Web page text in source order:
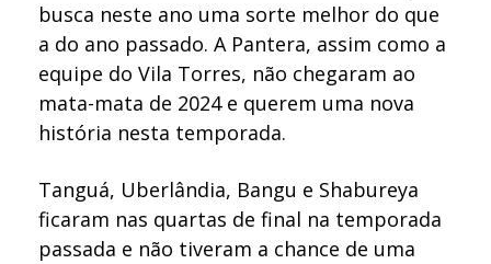
busca neste ano uma sorte melhor do que
a do ano passado. A Pantera, assim como a
equipe do Vila Torres, não chegaram ao
mata-mata de 2024 e querem uma nova
história nesta temporada.
Tanguá, Uberlândia, Bangu e Shabureya
ficaram nas quartas de final na temporada
passada e não tiveram a chance de uma